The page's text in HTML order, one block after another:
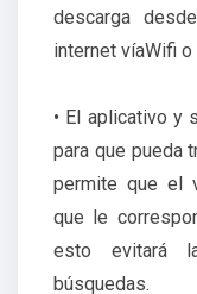
descarga
internet víaWifi
• El aplicativo y
para que pueda
permite que el
que le
esto evitará
búsquedas.